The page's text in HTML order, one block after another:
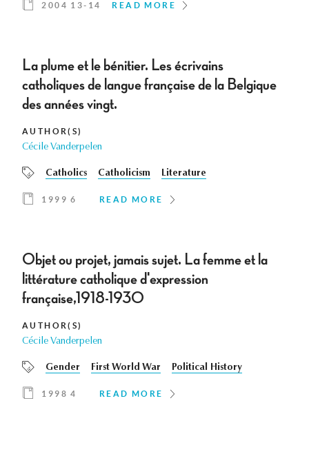
2004 13-14 READ MORE
La plume et le bénitier. Les écrivains
catholiques de langue française de la Belgique
des années vingt.
AUTHOR(S)
Cécile Vanderpelen
Catholics Catholicism Literature
1999 6 READ MORE
Objet ou projet, jamais sujet. La femme et la
littérature catholique d'expression
française,1918-1930
AUTHOR(S)
Cécile Vanderpelen
Gender First World War Political History
1998 4 READ MORE